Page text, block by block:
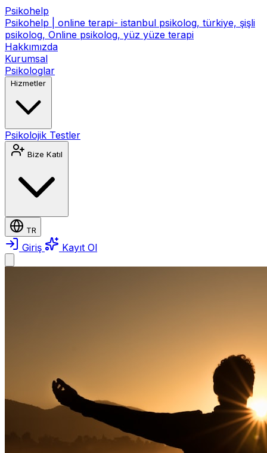
Psikohelp
Psikohelp | online terapi- istanbul psikolog, türkiye, şişli
psikolog, Online psikolog, yüz yüze terapi
Hakkımızda
Kurumsal
Psikologlar
Hizmetler
Psikolojik Testler
Bize Katıl
TR
Giriş Kayıt Ol